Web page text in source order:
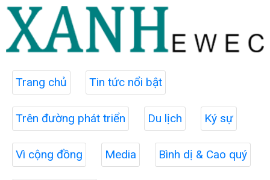
Trang chủ Tin tức nổi bật
Trên đường phát triển Du lịch Ký sự
Vì cộng đồng Media Bình dị & Cao quý